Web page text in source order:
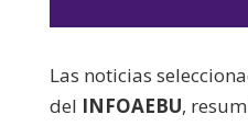
Las noticias
del INFOAEBU,